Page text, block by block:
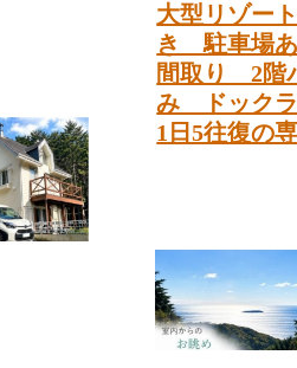
大型リゾー
き 駐車場
間取り 2階
み ドックラ
1日5往復の